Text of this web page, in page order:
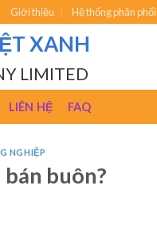
Giới thiệu Hệ thống phân phối
XANH
LIMITED
LIÊN HỆ FAQ
NGHIỆP
buôn?